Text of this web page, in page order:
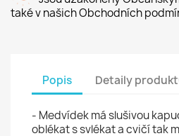
také v našich Obchodních
Popis Detaily
- Medvídek má slušivou
oblékat s svlékat a cvičí tak